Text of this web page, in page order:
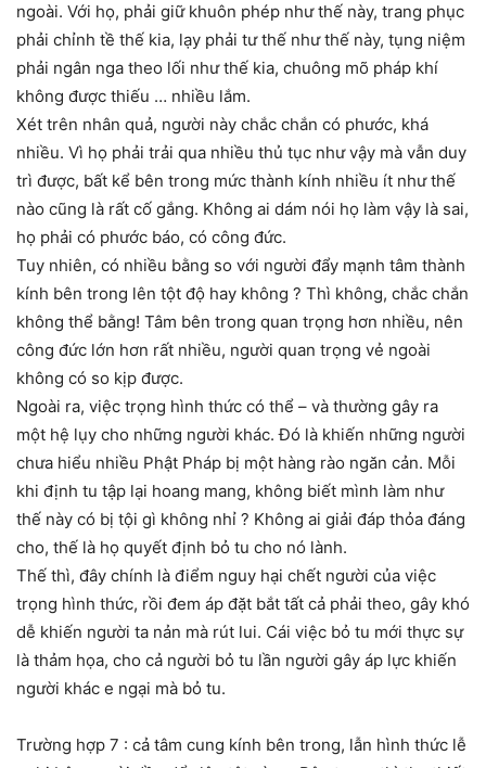
ngoài. Với họ, phải giữ khuôn phép như thế này, trang phục
phải chỉnh tề thế kia, lạy phải tư thế như thế này, tụng niệm
phải ngân nga theo lối như thế kia, chuông mõ pháp khí
không được thiếu … nhiều lắm.
Xét trên nhân quả, người này chắc chắn có phước, khá
nhiều. Vì họ phải trải qua nhiều thủ tục như vậy mà vẫn duy
trì được, bất kể bên trong mức thành kính nhiều ít như thế
nào cũng là rất cố gắng. Không ai dám nói họ làm vậy là sai,
họ phải có phước báo, có công đức.
Tuy nhiên, có nhiều bằng so với người đẩy mạnh tâm thành
kính bên trong lên tột độ hay không ? Thì không, chắc chắn
không thể bằng! Tâm bên trong quan trọng hơn nhiều, nên
công đức lớn hơn rất nhiều, người quan trọng vẻ ngoài
không có so kịp được.
Ngoài ra, việc trọng hình thức có thể – và thường gây ra
một hệ lụy cho những người khác. Đó là khiến những người
chưa hiểu nhiều Phật Pháp bị một hàng rào ngăn cản. Mỗi
khi định tu tập lại hoang mang, không biết mình làm như
thế này có bị tội gì không nhỉ ? Không ai giải đáp thỏa đáng
cho, thế là họ quyết định bỏ tu cho nó lành.
Thế thì, đây chính là điểm nguy hại chết người của việc
trọng hình thức, rồi đem áp đặt bắt tất cả phải theo, gây khó
dễ khiến người ta nản mà rút lui. Cái việc bỏ tu mới thực sự
là thảm họa, cho cả người bỏ tu lần người gây áp lực khiến
người khác e ngại mà bỏ tu.
Trường hợp 7 : cả tâm cung kính bên trong, lẫn hình thức lễ